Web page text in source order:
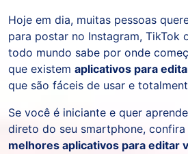
Hoje em dia, muitas pessoas
para postar no Instagram, TikTok
todo mundo sabe por onde
que existem aplicativos para
que são fáceis de usar e
Se você é iniciante e quer
direto do seu smartphone, confira
melhores aplicativos para editar